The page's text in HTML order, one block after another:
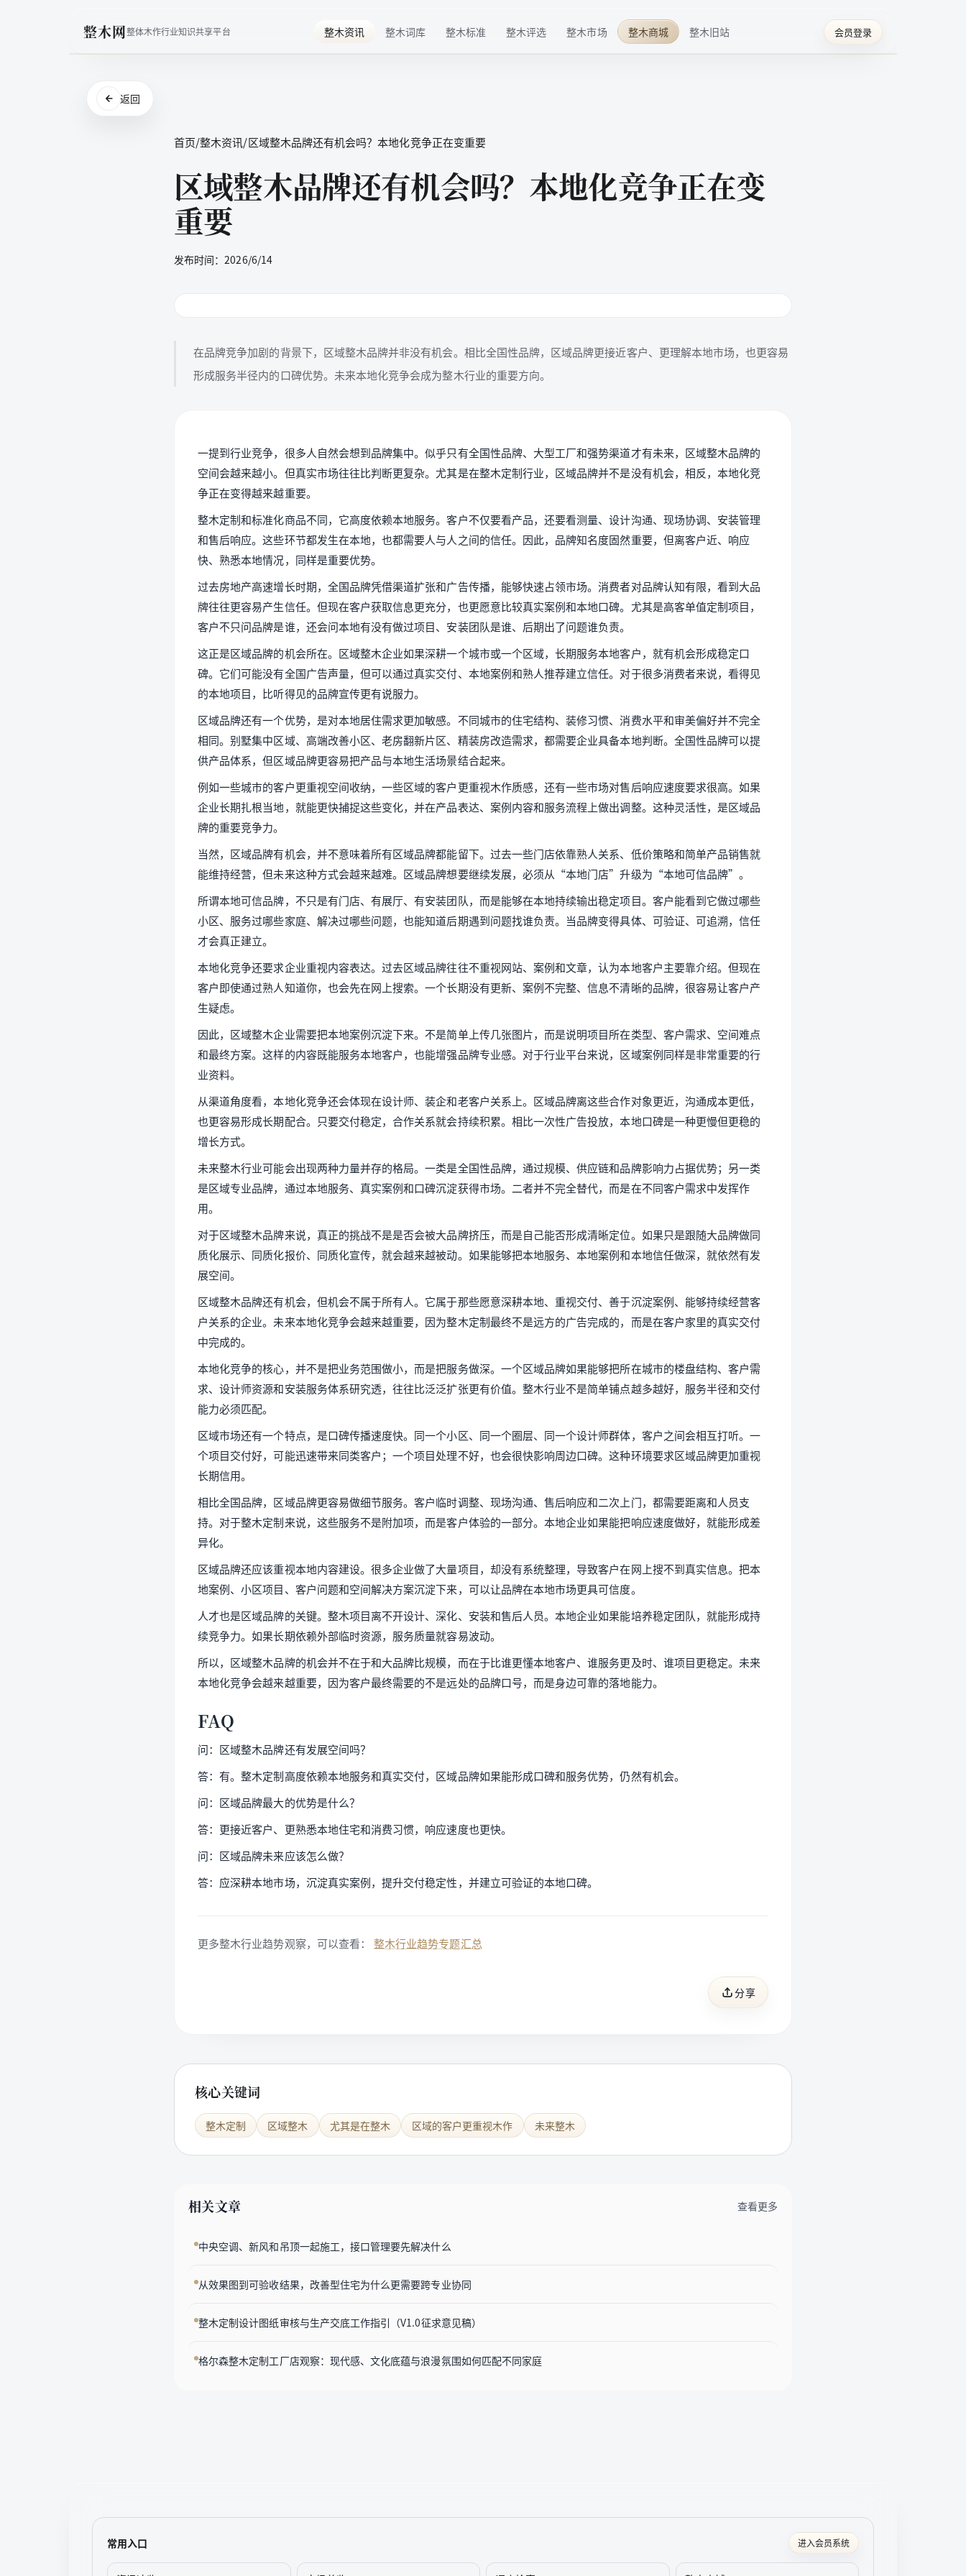
整木网整体木作行业知识共享平台 整木资讯
行业活动
整木后市场
整木词库
品牌百科
高定生活
整木标准
标准共建
整木评选 整木市场 整木商城 整木旧站 会员登录
返回
首页/整木资讯/区域整木品牌还有机会吗？本地化竞争正在变重要
区域整木品牌还有机会吗？本地化竞争正在变
重要
发布时间：2026/6/14
在品牌竞争加剧的背景下，区域整木品牌并非没有机会。相比全国性品牌，区域品牌更接近客户、更理解本地市场，也更容易
形成服务半径内的口碑优势。未来本地化竞争会成为整木行业的重要方向。
一提到行业竞争，很多人自然会想到品牌集中。似乎只有全国性品牌、大型工厂和强势渠道才有未来，区域整木品牌的
空间会越来越小。但真实市场往往比判断更复杂。尤其是在整木定制行业，区域品牌并不是没有机会，相反，本地化竞
争正在变得越来越重要。
整木定制和标准化商品不同，它高度依赖本地服务。客户不仅要看产品，还要看测量、设计沟通、现场协调、安装管理
和售后响应。这些环节都发生在本地，也都需要人与人之间的信任。因此，品牌知名度固然重要，但离客户近、响应
快、熟悉本地情况，同样是重要优势。
过去房地产高速增长时期，全国品牌凭借渠道扩张和广告传播，能够快速占领市场。消费者对品牌认知有限，看到大品
牌往往更容易产生信任。但现在客户获取信息更充分，也更愿意比较真实案例和本地口碑。尤其是高客单值定制项目，
客户不只问品牌是谁，还会问本地有没有做过项目、安装团队是谁、后期出了问题谁负责。
这正是区域品牌的机会所在。区域整木企业如果深耕一个城市或一个区域，长期服务本地客户，就有机会形成稳定口
碑。它们可能没有全国广告声量，但可以通过真实交付、本地案例和熟人推荐建立信任。对于很多消费者来说，看得见
的本地项目，比听得见的品牌宣传更有说服力。
区域品牌还有一个优势，是对本地居住需求更加敏感。不同城市的住宅结构、装修习惯、消费水平和审美偏好并不完全
相同。别墅集中区域、高端改善小区、老房翻新片区、精装房改造需求，都需要企业具备本地判断。全国性品牌可以提
供产品体系，但区域品牌更容易把产品与本地生活场景结合起来。
例如一些城市的客户更重视空间收纳，一些区域的客户更重视木作质感，还有一些市场对售后响应速度要求很高。如果
企业长期扎根当地，就能更快捕捉这些变化，并在产品表达、案例内容和服务流程上做出调整。这种灵活性，是区域品
牌的重要竞争力。
当然，区域品牌有机会，并不意味着所有区域品牌都能留下。过去一些门店依靠熟人关系、低价策略和简单产品销售就
能维持经营，但未来这种方式会越来越难。区域品牌想要继续发展，必须从“本地门店”升级为“本地可信品牌”。
所谓本地可信品牌，不只是有门店、有展厅、有安装团队，而是能够在本地持续输出稳定项目。客户能看到它做过哪些
小区、服务过哪些家庭、解决过哪些问题，也能知道后期遇到问题找谁负责。当品牌变得具体、可验证、可追溯，信任
才会真正建立。
本地化竞争还要求企业重视内容表达。过去区域品牌往往不重视网站、案例和文章，认为本地客户主要靠介绍。但现在
客户即使通过熟人知道你，也会先在网上搜索。一个长期没有更新、案例不完整、信息不清晰的品牌，很容易让客户产
生疑虑。
因此，区域整木企业需要把本地案例沉淀下来。不是简单上传几张图片，而是说明项目所在类型、客户需求、空间难点
和最终方案。这样的内容既能服务本地客户，也能增强品牌专业感。对于行业平台来说，区域案例同样是非常重要的行
业资料。
从渠道角度看，本地化竞争还会体现在设计师、装企和老客户关系上。区域品牌离这些合作对象更近，沟通成本更低，
也更容易形成长期配合。只要交付稳定，合作关系就会持续积累。相比一次性广告投放，本地口碑是一种更慢但更稳的
增长方式。
未来整木行业可能会出现两种力量并存的格局。一类是全国性品牌，通过规模、供应链和品牌影响力占据优势；另一类
是区域专业品牌，通过本地服务、真实案例和口碑沉淀获得市场。二者并不完全替代，而是在不同客户需求中发挥作
用。
对于区域整木品牌来说，真正的挑战不是是否会被大品牌挤压，而是自己能否形成清晰定位。如果只是跟随大品牌做同
质化展示、同质化报价、同质化宣传，就会越来越被动。如果能够把本地服务、本地案例和本地信任做深，就依然有发
展空间。
区域整木品牌还有机会，但机会不属于所有人。它属于那些愿意深耕本地、重视交付、善于沉淀案例、能够持续经营客
户关系的企业。未来本地化竞争会越来越重要，因为整木定制最终不是远方的广告完成的，而是在客户家里的真实交付
中完成的。
本地化竞争的核心，并不是把业务范围做小，而是把服务做深。一个区域品牌如果能够把所在城市的楼盘结构、客户需
求、设计师资源和安装服务体系研究透，往往比泛泛扩张更有价值。整木行业不是简单铺点越多越好，服务半径和交付
能力必须匹配。
区域市场还有一个特点，是口碑传播速度快。同一个小区、同一个圈层、同一个设计师群体，客户之间会相互打听。一
个项目交付好，可能迅速带来同类客户；一个项目处理不好，也会很快影响周边口碑。这种环境要求区域品牌更加重视
长期信用。
相比全国品牌，区域品牌更容易做细节服务。客户临时调整、现场沟通、售后响应和二次上门，都需要距离和人员支
持。对于整木定制来说，这些服务不是附加项，而是客户体验的一部分。本地企业如果能把响应速度做好，就能形成差
异化。
区域品牌还应该重视本地内容建设。很多企业做了大量项目，却没有系统整理，导致客户在网上搜不到真实信息。把本
地案例、小区项目、客户问题和空间解决方案沉淀下来，可以让品牌在本地市场更具可信度。
人才也是区域品牌的关键。整木项目离不开设计、深化、安装和售后人员。本地企业如果能培养稳定团队，就能形成持
续竞争力。如果长期依赖外部临时资源，服务质量就容易波动。
所以，区域整木品牌的机会并不在于和大品牌比规模，而在于比谁更懂本地客户、谁服务更及时、谁项目更稳定。未来
本地化竞争会越来越重要，因为客户最终需要的不是远处的品牌口号，而是身边可靠的落地能力。
FAQ
问：区域整木品牌还有发展空间吗？
答：有。整木定制高度依赖本地服务和真实交付，区域品牌如果能形成口碑和服务优势，仍然有机会。
问：区域品牌最大的优势是什么？
答：更接近客户、更熟悉本地住宅和消费习惯，响应速度也更快。
问：区域品牌未来应该怎么做？
答：应深耕本地市场，沉淀真实案例，提升交付稳定性，并建立可验证的本地口碑。
更多整木行业趋势观察，可以查看： 整木行业趋势专题汇总
分享
核心关键词
整木定制 区域整木 尤其是在整木 区域的客户更重视木作 未来整木
相关文章 查看更多
中央空调、新风和吊顶一起施工，接口管理要先解决什么
从效果图到可验收结果，改善型住宅为什么更需要跨专业协同
整木定制设计图纸审核与生产交底工作指引（V1.0征求意见稿）
格尔森整木定制工厂店观察：现代感、文化底蕴与浪漫氛围如何匹配不同家庭
常用入口 进入会员系统